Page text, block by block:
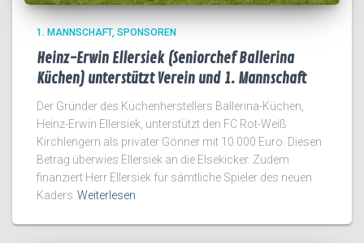
1. MANNSCHAFT SPONSOREN
Heinz-Erwin Ellersiek (Seniorchef Ballerina
Küchen) unterstützt Verein und 1. Mannschaft
Der Gründer des Küchenherstellers Ballerina-Küchen,
Heinz-Erwin Ellersiek, unterstützt den FC Rot-Weiß
Kirchlengern als privater Gönner mit 10.000 Euro. Diesen
Betrag überwies Ellersiek an die Elsekicker. Zudem
finanziert Herr Ellersiek für sämtliche Spieler des neuen
Kaders Weiterlesen